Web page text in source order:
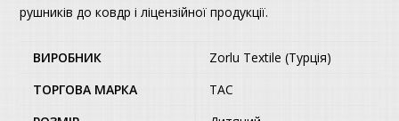
рушників до ковдр і ліцензійної продукції.
ВИРОБНИК
Zorlu Textile (Турція)
ТОРГОВА МАРКА
TAC